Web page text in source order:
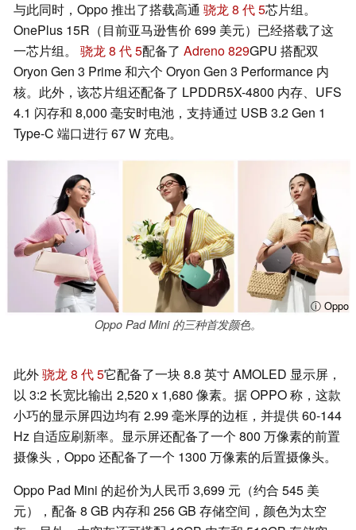
与此同时，Oppo 推出了搭载高通 骁龙 8 代 5芯片组。
OnePlus 15R（目前亚马逊售价 699 美元）已经搭载了这
一芯片组。 骁龙 8 代 5配备了 Adreno 829GPU 搭配双
Oryon Gen 3 Prime 和六个 Oryon Gen 3 Performance 内
核。此外，该芯片组还配备了 LPDDR5X-4800 内存、UFS
4.1 闪存和 8,000 毫安时电池，支持通过 USB 3.2 Gen 1
Type-C 端口进行 67 W 充电。
ⓘ Oppo
Oppo Pad Mini 的三种首发颜色。
此外骁龙 8 代 5它配备了一块 8.8 英寸 AMOLED 显示屏，
以 3:2 长宽比输出 2,520 x 1,680 像素。据 OPPO 称，这款
小巧的显示屏四边均有 2.99 毫米厚的边框，并提供 60-144
Hz 自适应刷新率。显示屏还配备了一个 800 万像素的前置
摄像头，Oppo 还配备了一个 1300 万像素的后置摄像头。
Oppo Pad Mini 的起价为人民币 3,699 元（约合 545 美
元），配备 8 GB 内存和 256 GB 存储空间，颜色为太空